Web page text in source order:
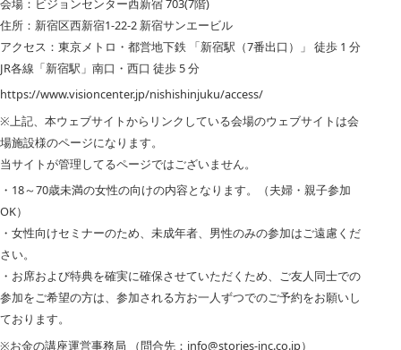
会場：ビジョンセンター西新宿 703(7階)
住所：新宿区西新宿1-22-2 新宿サンエービル
アクセス：東京メトロ・都営地下鉄 「新宿駅（7番出口）」 徒歩 1 分
JR各線「新宿駅」南口・西口 徒歩 5 分
https://www.visioncenter.jp/nishishinjuku/access/
※上記、本ウェブサイトからリンクしている会場のウェブサイトは会
場施設様のページになります。
当サイトが管理してるページではございません。
・18～70歳未満の女性の向けの内容となります。（夫婦・親子参加
OK）
・女性向けセミナーのため、未成年者、男性のみの参加はご遠慮くだ
さい。
・お席および特典を確実に確保させていただくため、ご友人同士での
参加をご希望の方は、参加される方お一人ずつでのご予約をお願いし
ております。
※お金の講座運営事務局 （問合先：info@stories-inc.co.jp）